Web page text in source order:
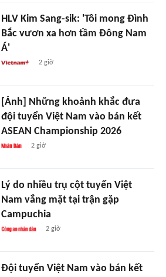
HLV Kim Sang-sik: 'Tôi mong Đình
Bắc vươn xa hơn tầm Đông Nam
Á'
2 giờ
[Ảnh] Những khoảnh khắc đưa
đội tuyển Việt Nam vào bán kết
ASEAN Championship 2026
2 giờ
Lý do nhiều trụ cột tuyển Việt
Nam vắng mặt tại trận gặp
Campuchia
2 giờ
Đội tuyển Việt Nam vào bán kết